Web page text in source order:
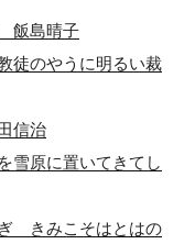
飯島晴子
徒のやうに明るい裁
信治
雪原に置いてきてし
きみこそはとはの